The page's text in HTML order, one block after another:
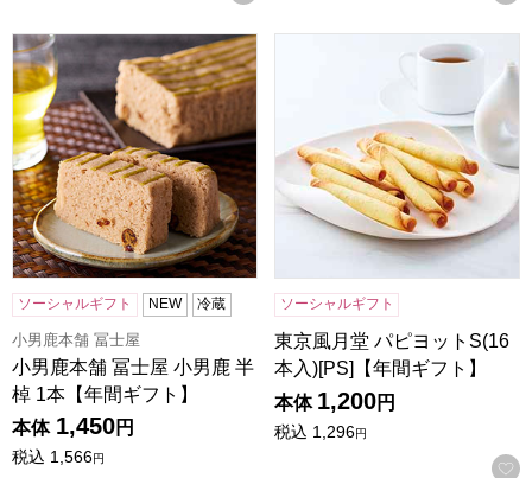
小男鹿本舗 冨士屋 小男鹿 半棹 1本【年間ギフト】
ソーシャルギフト NEW 冷蔵
小男鹿本舗 冨士屋
小男鹿本舗 冨士屋 小男鹿 半
棹 1本【年間ギフト】
本体 1,450円
税込 1,566円
東京風月堂 パピヨットS(16
ソーシャルギフト
東京風月堂 パピヨットS(16
本入)[PS]【年間ギフト】
本体 1,200円
税込 1,296円